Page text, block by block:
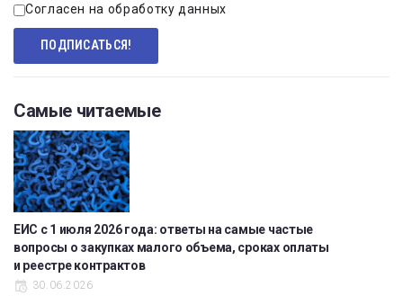
Согласен на обработку данных
Самые читаемые
ЕИС с 1 июля 2026 года: ответы на самые частые
вопросы о закупках малого объема, сроках оплаты
и реестре контрактов
30.06.2026